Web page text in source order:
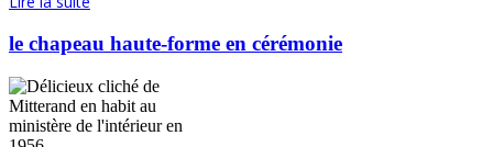
le chapeau haute-forme en cérémonie